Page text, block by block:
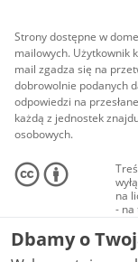
Strony dostępne w
mailowych. Użytkownik
mail zgadza się na
dobrowolnie podanych
odpowiedzi na
każdą z jednostek
osobowych.
na
- na
Dbamy o